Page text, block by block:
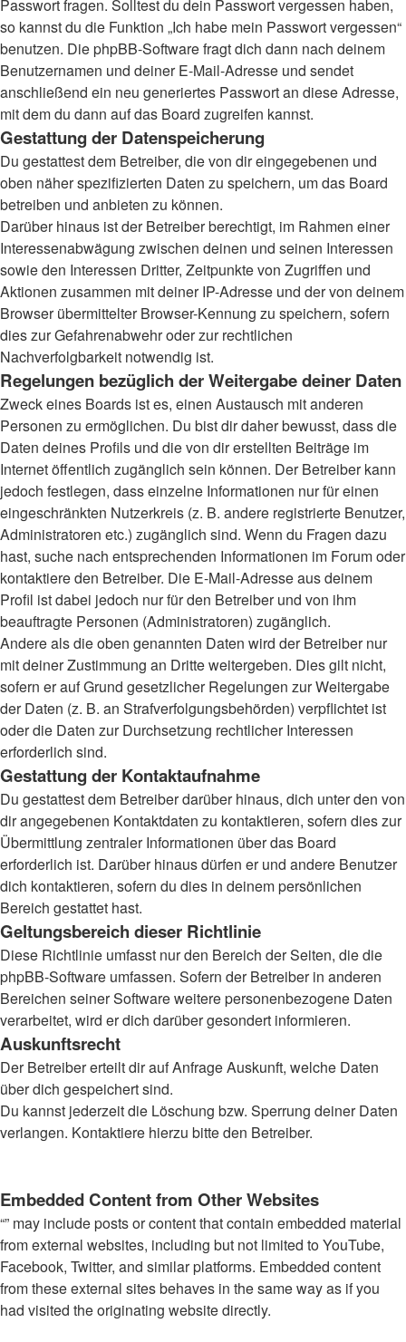
Passwort fragen. Solltest du dein Passwort vergessen haben,
so kannst du die Funktion „Ich habe mein Passwort vergessen“
benutzen. Die phpBB-Software fragt dich dann nach deinem
Benutzernamen und deiner E-Mail-Adresse und sendet
anschließend ein neu generiertes Passwort an diese Adresse,
mit dem du dann auf das Board zugreifen kannst.
Gestattung der Datenspeicherung
Du gestattest dem Betreiber, die von dir eingegebenen und
oben näher spezifizierten Daten zu speichern, um das Board
betreiben und anbieten zu können.
Darüber hinaus ist der Betreiber berechtigt, im Rahmen einer
Interessenabwägung zwischen deinen und seinen Interessen
sowie den Interessen Dritter, Zeitpunkte von Zugriffen und
Aktionen zusammen mit deiner IP-Adresse und der von deinem
Browser übermittelter Browser-Kennung zu speichern, sofern
dies zur Gefahrenabwehr oder zur rechtlichen
Nachverfolgbarkeit notwendig ist.
Regelungen bezüglich der Weitergabe deiner Daten
Zweck eines Boards ist es, einen Austausch mit anderen
Personen zu ermöglichen. Du bist dir daher bewusst, dass die
Daten deines Profils und die von dir erstellten Beiträge im
Internet öffentlich zugänglich sein können. Der Betreiber kann
jedoch festlegen, dass einzelne Informationen nur für einen
eingeschränkten Nutzerkreis (z. B. andere registrierte Benutzer,
Administratoren etc.) zugänglich sind. Wenn du Fragen dazu
hast, suche nach entsprechenden Informationen im Forum oder
kontaktiere den Betreiber. Die E-Mail-Adresse aus deinem
Profil ist dabei jedoch nur für den Betreiber und von ihm
beauftragte Personen (Administratoren) zugänglich.
Andere als die oben genannten Daten wird der Betreiber nur
mit deiner Zustimmung an Dritte weitergeben. Dies gilt nicht,
sofern er auf Grund gesetzlicher Regelungen zur Weitergabe
der Daten (z. B. an Strafverfolgungsbehörden) verpflichtet ist
oder die Daten zur Durchsetzung rechtlicher Interessen
erforderlich sind.
Gestattung der Kontaktaufnahme
Du gestattest dem Betreiber darüber hinaus, dich unter den von
dir angegebenen Kontaktdaten zu kontaktieren, sofern dies zur
Übermittlung zentraler Informationen über das Board
erforderlich ist. Darüber hinaus dürfen er und andere Benutzer
dich kontaktieren, sofern du dies in deinem persönlichen
Bereich gestattet hast.
Geltungsbereich dieser Richtlinie
Diese Richtlinie umfasst nur den Bereich der Seiten, die die
phpBB-Software umfassen. Sofern der Betreiber in anderen
Bereichen seiner Software weitere personenbezogene Daten
verarbeitet, wird er dich darüber gesondert informieren.
Auskunftsrecht
Der Betreiber erteilt dir auf Anfrage Auskunft, welche Daten
über dich gespeichert sind.
Du kannst jederzeit die Löschung bzw. Sperrung deiner Daten
verlangen. Kontaktiere hierzu bitte den Betreiber.
Embedded Content from Other Websites
“” may include posts or content that contain embedded material
from external websites, including but not limited to YouTube,
Facebook, Twitter, and similar platforms. Embedded content
from these external sites behaves in the same way as if you
had visited the originating website directly.